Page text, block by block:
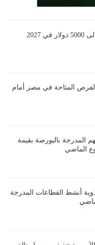
المتاحة في مصر أمام
المدرجة بالبورصة بقيمة
أنشط القطاعات المدرجة